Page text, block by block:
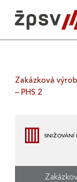
content
Zakázková
– PHS 2
SNIŽOVÁNÍ